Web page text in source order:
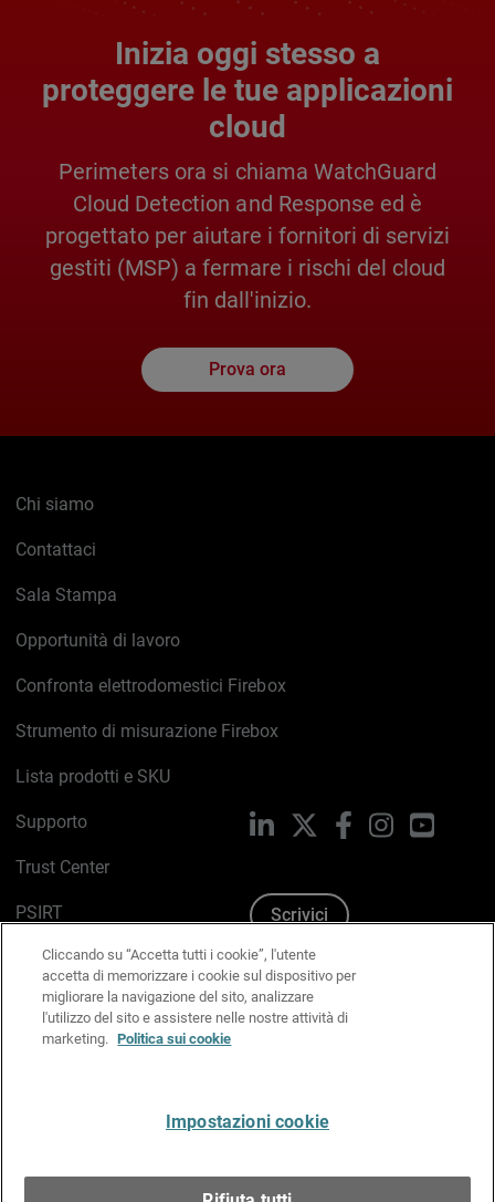
Inizia oggi stesso a
proteggere le tue applicazioni
cloud
Perimeters ora si chiama WatchGuard
Cloud Detection and Response ed è
progettato per aiutare i fornitori di servizi
gestiti (MSP) a fermare i rischi del cloud
fin dall'inizio.
Prova ora
Chi siamo
Contattaci
Sala Stampa
Opportunità di lavoro
Confronta elettrodomestici Firebox
Strumento di misurazione Firebox
Lista prodotti e SKU
Supporto
Trust Center
PSIRT
Politica sui cookie
Informativa sulla privacy
Kit Media & Brand
LinkedIn FacebookInstagram
Scrivici
Cliccando su “Accetta tutti i cookie”, l'utente
accetta di memorizzare i cookie sul dispositivo per
migliorare la navigazione del sito, analizzare
l'utilizzo del sito e assistere nelle nostre attività di
marketing. Politica sui cookie
Impostazioni cookie